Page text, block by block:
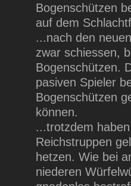
Bogenschützen
auf dem
...nach den
zwar schiessen,
Bogenschützen.
pasiven Spieler
Bogenschützen
können.
...trotzdem
Reichstruppen
hetzen. Wie bei
niederen